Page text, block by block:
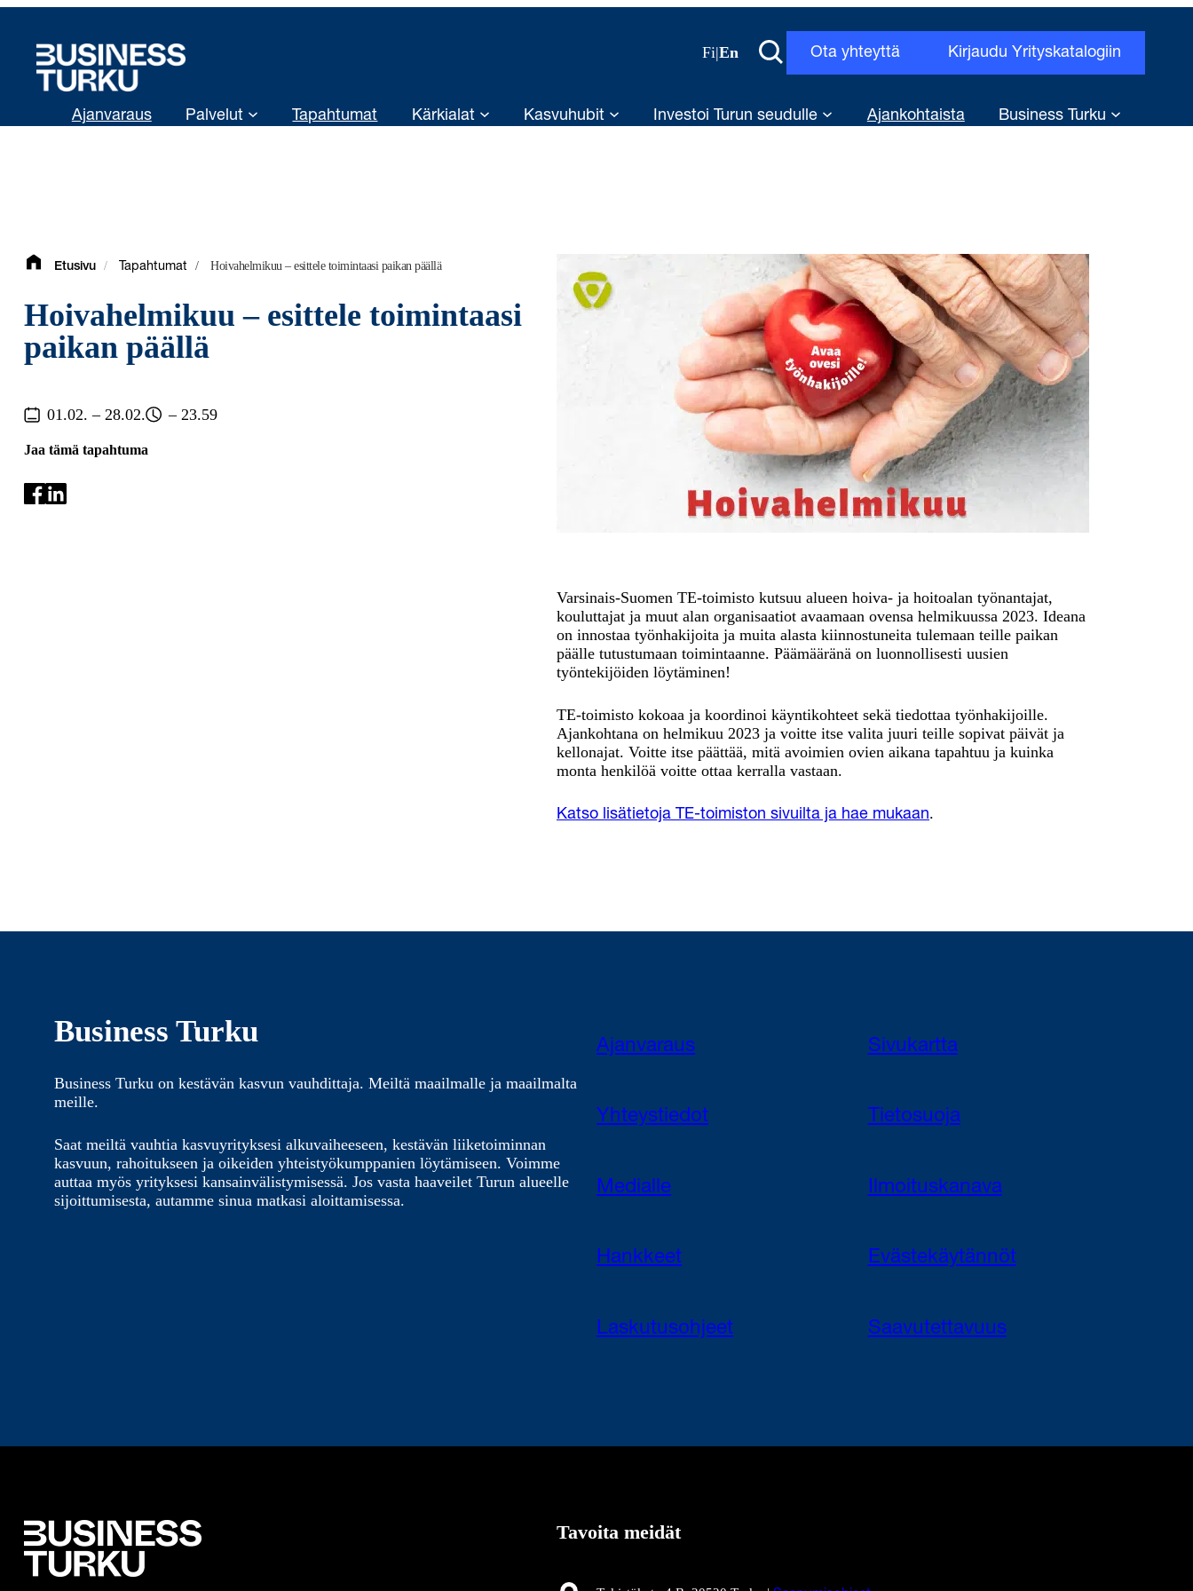
Fi|En Ota yhteyttä Kirjaudu Yrityskatalogiin
Ajanvaraus Palvelut Tapahtumat Kärkialat Kasvuhubit Investoi Turun seudulle Ajankohtaista Business Turku
Etusivu / Tapahtumat / Hoivahelmikuu – esittele toimintaasi paikan päällä
Hoivahelmikuu – esittele toimintaasi
paikan päällä
01.02. – 28.02. – 23.59
Jaa tämä tapahtuma
Varsinais-Suomen TE-toimisto kutsuu alueen hoiva- ja hoitoalan työnantajat,
kouluttajat ja muut alan organisaatiot avaamaan ovensa helmikuussa 2023. Ideana
on innostaa työnhakijoita ja muita alasta kiinnostuneita tulemaan teille paikan
päälle tutustumaan toimintaanne. Päämääränä on luonnollisesti uusien
työntekijöiden löytäminen!
TE-toimisto kokoaa ja koordinoi käyntikohteet sekä tiedottaa työnhakijoille.
Ajankohtana on helmikuu 2023 ja voitte itse valita juuri teille sopivat päivät ja
kellonajat. Voitte itse päättää, mitä avoimien ovien aikana tapahtuu ja kuinka
monta henkilöä voitte ottaa kerralla vastaan.
Katso lisätietoja TE-toimiston sivuilta ja hae mukaan.
Business Turku
Business Turku on kestävän kasvun vauhdittaja. Meiltä maailmalle ja maailmalta
meille.
Saat meiltä vauhtia kasvuyrityksesi alkuvaiheeseen, kestävän liiketoiminnan
kasvuun, rahoitukseen ja oikeiden yhteistyökumppanien löytämiseen. Voimme
auttaa myös yrityksesi kansainvälistymisessä. Jos vasta haaveilet Turun alueelle
sijoittumisesta, autamme sinua matkasi aloittamisessa.
Ajanvaraus
Yhteystiedot
Medialle
Hankkeet
Laskutusohjeet
Sivukartta
Tietosuoja
Ilmoituskanava
Evästekäytännöt
Saavutettavuus
Tavoita meidät